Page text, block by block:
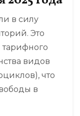
в силу
Это
видов
что
в